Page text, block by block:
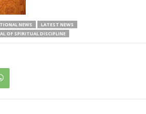
NEWS
LATEST NEWS
OF SPIRITUAL DISCIPLINE